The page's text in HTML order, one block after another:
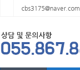
cbs3175@naver.com